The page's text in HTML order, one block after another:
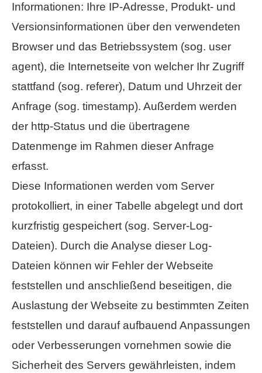
Informationen: Ihre IP-Adresse, Produkt- und
Versionsinformationen über den verwendeten
Browser und das Betriebssystem (sog. user
agent), die Internetseite von welcher Ihr Zugriff
stattfand (sog. referer), Datum und Uhrzeit der
Anfrage (sog. timestamp). Außerdem werden
der http-Status und die übertragene
Datenmenge im Rahmen dieser Anfrage
erfasst.
Diese Informationen werden vom Server
protokolliert, in einer Tabelle abgelegt und dort
kurzfristig gespeichert (sog. Server-Log-
Dateien). Durch die Analyse dieser Log-
Dateien können wir Fehler der Webseite
feststellen und anschließend beseitigen, die
Auslastung der Webseite zu bestimmten Zeiten
feststellen und darauf aufbauend Anpassungen
oder Verbesserungen vornehmen sowie die
Sicherheit des Servers gewährleisten, indem